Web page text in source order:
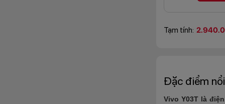
Tạm tính:
Đặc điểm
Vivo Y03T là